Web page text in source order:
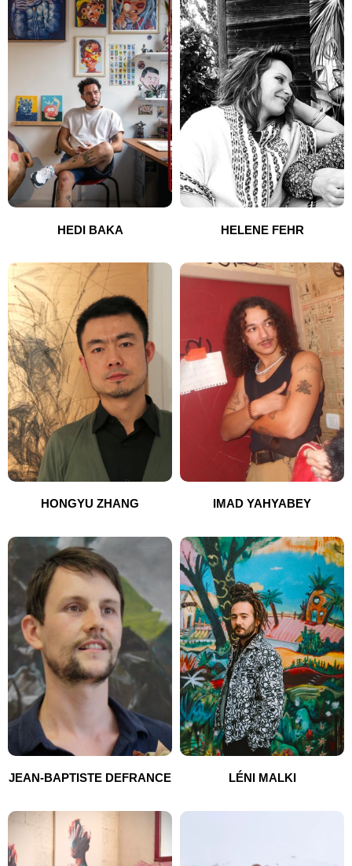
HEDI BAKA HELENE FEHR
HONGYU ZHANG IMAD YAHYABEY
JEAN-BAPTISTE DEFRANCE LÉNI MALKI